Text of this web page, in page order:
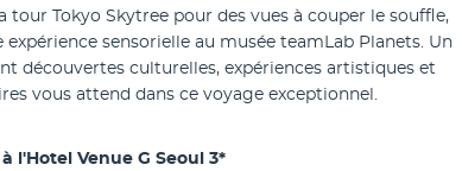
tour Tokyo Skytree pour des vues à couper le souffle,
expérience sensorielle au musée teamLab Planets. Un
découvertes culturelles, expériences artistiques et
vous attend dans ce voyage exceptionnel.
l'Hotel Venue G Seoul 3*